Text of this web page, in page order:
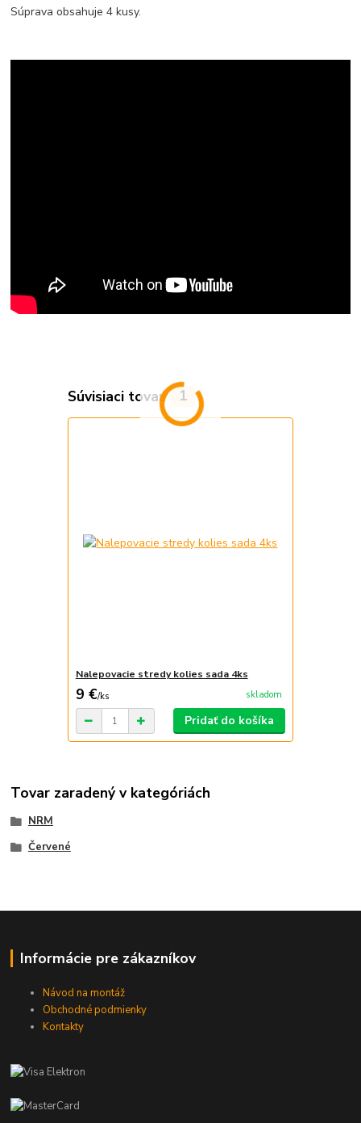
Súprava obsahuje 4 kusy.
Súvisiaci tovar 1
Nalepovacie stredy kolies sada 4ks
9 €/ks skladom
Pridať do košíka
Tovar zaradený v kategóriách
NRM
Červené
Informácie pre zákazníkov
Návod na montáž
Obchodné podmienky
Kontakty